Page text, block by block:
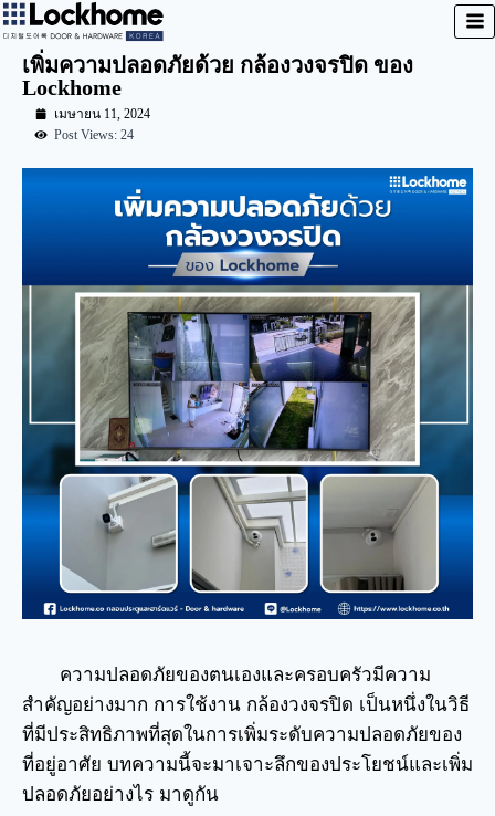
เพิ่มความปลอดภัยด้วย กล้องวงจรปิด ของ
Lockhome
เมษายน 11, 2024
Post Views: 24
ความปลอดภัยของตนเองและครอบครัวมีความ
สำคัญอย่างมาก การใช้งาน กล้องวงจรปิด เป็นหนึ่งในวิธี
ที่มีประสิทธิภาพที่สุดในการเพิ่มระดับความปลอดภัยของ
ที่อยู่อาศัย บทความนี้จะมาเจาะลึกของประโยชน์และเพิ่ม
ปลอดภัยอย่างไร มาดูกัน